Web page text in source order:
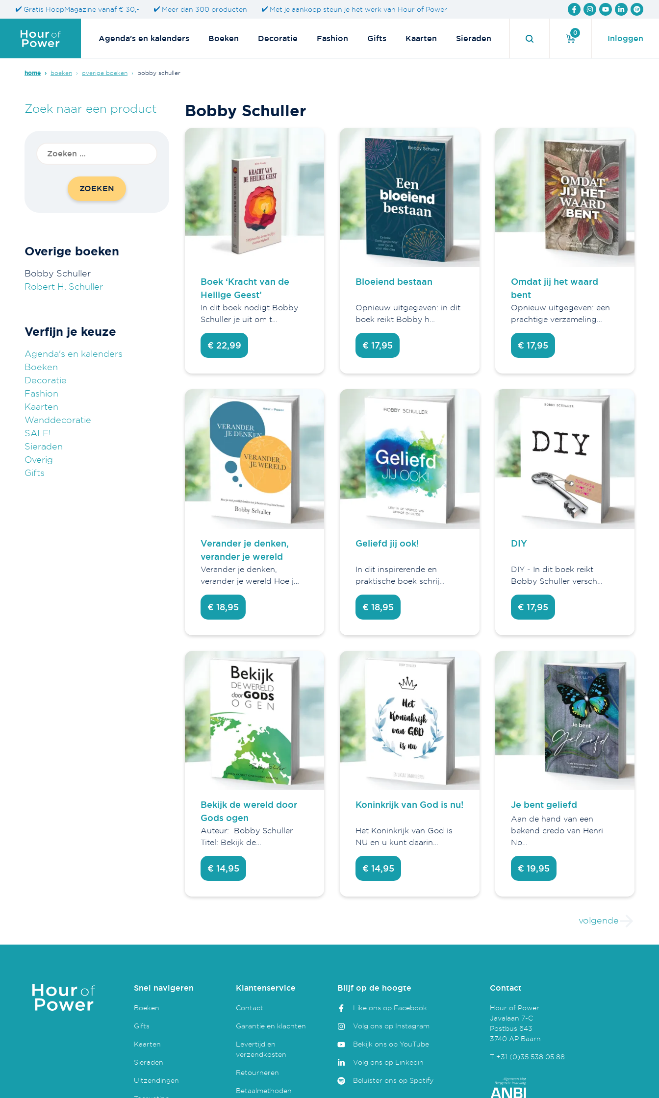
Gratis HoopMagazine vanaf € 30,- Meer dan 300 producten Met je aankoop steun je het werk van Hour of Power
Agenda’s en kalenders Boeken Decoratie Fashion Gifts Kaarten Sieraden
0
Inloggen
home › boeken › overige boeken › bobby schuller
Zoek naar een product
naar:
Overige boeken
Bobby Schuller
Robert H. Schuller
Verfijn je keuze
Agenda's en kalenders
Boeken
Decoratie
Fashion
Kaarten
Wanddecoratie
SALE!
Sieraden
Overig
Gifts
Bobby Schuller
Boek ‘Kracht van de
Heilige Geest’
In dit boek nodigt Bobby
Schuller je uit om t…
€ 22,99
Bloeiend bestaan
Opnieuw uitgegeven: in dit
boek reikt Bobby h…
€ 17,95
Omdat jij het waard
bent
Opnieuw uitgegeven: een
prachtige verzameling…
€ 17,95
Verander je denken,
verander je wereld
Verander je denken,
verander je wereld Hoe j…
€ 18,95
Geliefd jij ook!
In dit inspirerende en
praktische boek schrij…
€ 18,95
DIY
DIY - In dit boek reikt
Bobby Schuller versch…
€ 17,95
Bekijk de wereld door
Gods ogen
Auteur: Bobby Schuller
Titel: Bekijk de…
€ 14,95
Koninkrijk van God is nu!
Het Koninkrijk van God is
NU en u kunt daarin…
€ 14,95
Je bent geliefd
Aan de hand van een
bekend credo van Henri
No…
€ 19,95
volgende
Snel navigeren
Boeken
Gifts
Kaarten
Sieraden
Uitzendingen
Klantenservice
Contact
Garantie en klachten
Levertijd en
verzendkosten
Retourneren
Betaalmethoden
Blijf op de hoogte
Like ons op Facebook
Volg ons op Instagram
Bekijk ons op YouTube
Volg ons op Linkedin
Beluister ons op Spotify
Contact
Hour of Power
Javalaan 7-C
Postbus 643
3740 AP Baarn
T +31 (0)35 538 05 88